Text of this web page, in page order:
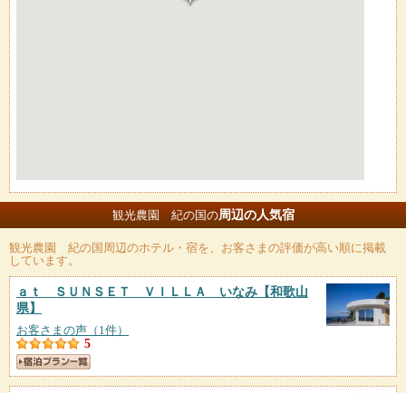
観光農園 紀の国の周辺の人気宿
観光農園 紀の国 周辺のホテル・宿を、お客さまの評価が高い順に掲載
しています。
ａｔ ＳＵＮＳＥＴ ＶＩＬＬＡ いなみ 【和歌山
県】
お客さまの声（1件）
5